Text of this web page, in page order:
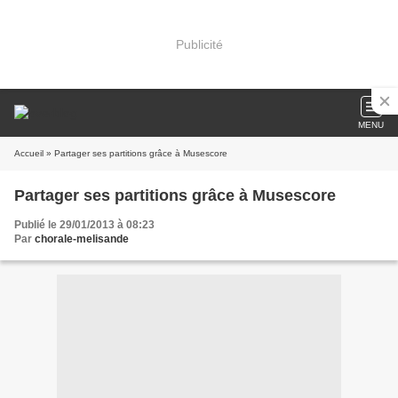
Publicité
MENU
Accueil » Partager ses partitions grâce à Musescore
Partager ses partitions grâce à Musescore
Publié le 29/01/2013 à 08:23
Par chorale-melisande